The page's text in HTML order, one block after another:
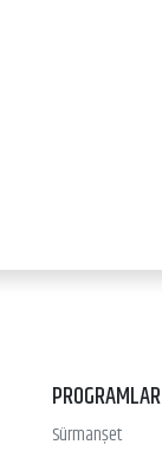
PROGRAMLAR
Sürmanşet